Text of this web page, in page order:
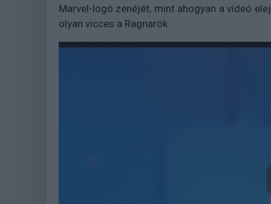
Marvel-logó zenéjét, mint ahogyan a videó
olyan vicces a Ragnarök.